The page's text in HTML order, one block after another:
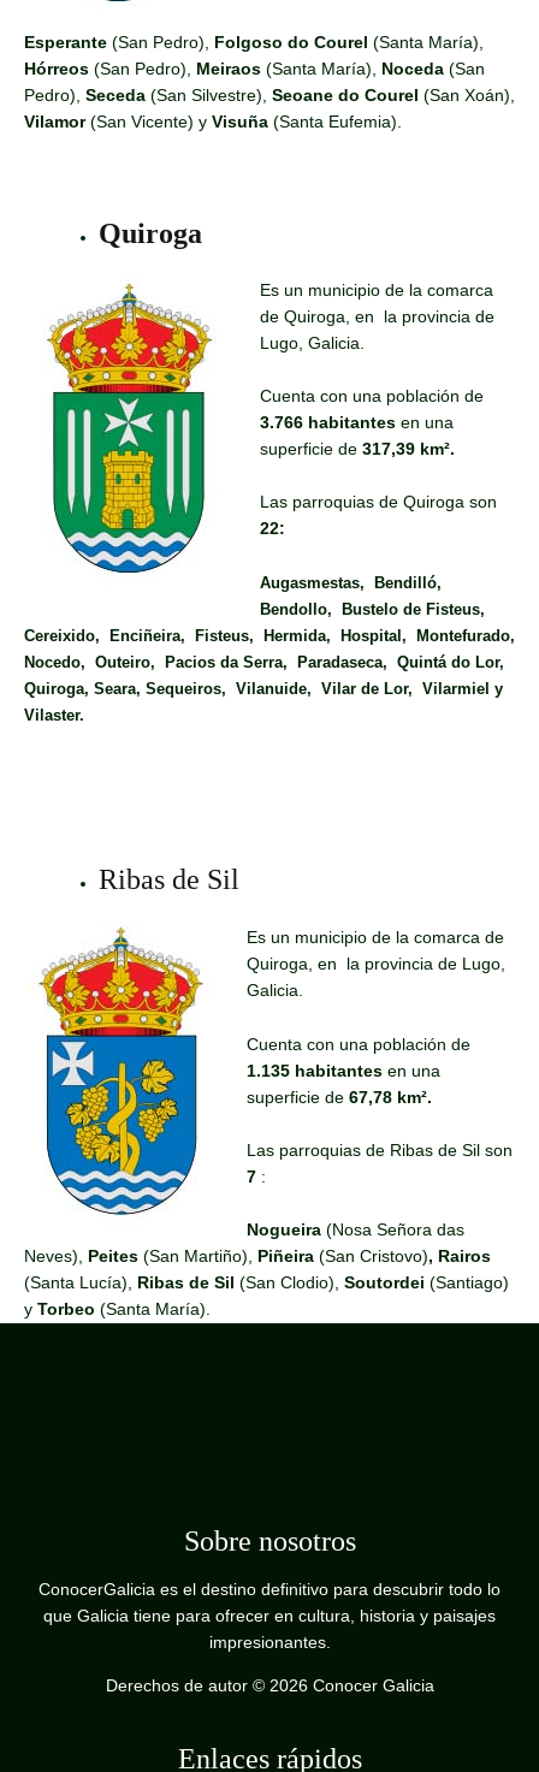
Esperante (San Pedro), Folgoso do Courel (Santa María),
Hórreos (San Pedro), Meiraos (Santa María), Noceda (San
Pedro), Seceda (San Silvestre), Seoane do Courel (San Xoán),
Vilamor(San Vicente) y Visuña (Santa Eufemia).
Quiroga
Es un municipio de la comarca
de Quiroga, en la provincia de
Lugo, Galicia.
Cuenta con una población de
3.766 habitantes en una
superficie de 317,39 km².
Las parroquias de Quiroga son
22:
Augasmestas, Bendilló,
Bendollo, Bustelo de Fisteus,
Cereixido, Enciñeira, Fisteus, Hermida, Hospital, Montefurado,
Nocedo, Outeiro, Pacios da Serra, Paradaseca, Quintá do Lor,
Quiroga, Seara, Sequeiros, Vilanuide, Vilar de Lor, Vilarmiel y
Vilaster.
Ribas de Sil
Es un municipio de la comarca de
Quiroga, en la provincia de Lugo,
Galicia.
Cuenta con una población de
1.135 habitantes en una
superficie de 67,78 km².
Las parroquias de Ribas de Sil son
7 :
Nogueira (Nosa Señora das
Neves), Peites (San Martiño), Piñeira (San Cristovo), Rairos
(Santa Lucía), Ribas de Sil (San Clodio), Soutordei (Santiago)
y Torbeo (Santa María).
Sobre nosotros
ConocerGalicia es el destino definitivo para descubrir todo lo
que Galicia tiene para ofrecer en cultura, historia y paisajes
impresionantes.
Derechos de autor © 2026 Conocer Galicia
Enlaces rápidos